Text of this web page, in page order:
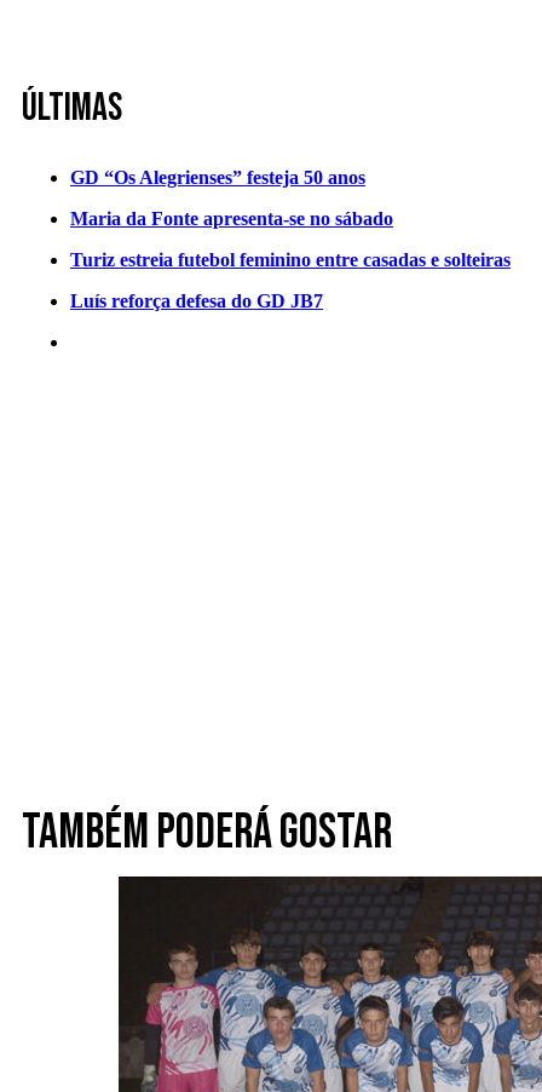
Últimas
GD “Os Alegrienses” festeja 50 anos
Maria da Fonte apresenta-se no sábado
Turiz estreia futebol feminino entre casadas e solteiras
Luís reforça defesa do GD JB7
Também poderá gostar